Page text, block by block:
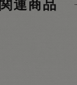
関連商品